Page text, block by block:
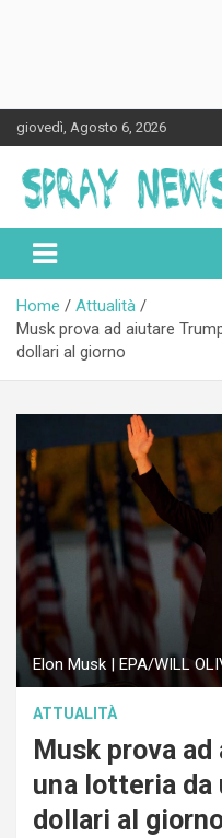
Skip
to
content
giovedì, Agosto 6, 2026
Spraynews.it
Home
Attualità
Musk prova ad aiutare
dollari al giorno
Elon Musk | EPA/WILL
ATTUALITÀ
Musk prova
una lotteria da
dollari al